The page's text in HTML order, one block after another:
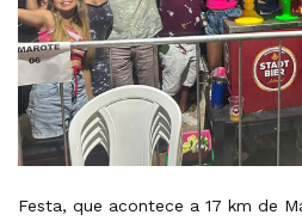
Festa, que acontece a 17 km de